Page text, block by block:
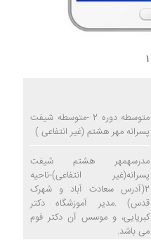
متوسطه دوره 2 -متوسطه شیفت
پسرانه مهر هشتم (غیر انتفاعی )
مدرسهمهر هشتم شیفت
پسرانه(غیر انتفاعی)-ناحیه
2(آدرس سعادت آباد و شهرک
قدس) .مدیر آموزشگاه دکتر
کبریایی، و موسس آن دکتر فوم
می باشد.